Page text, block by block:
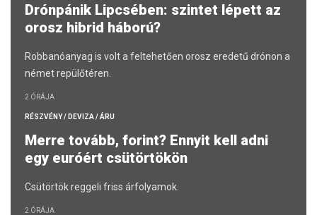
Drónpánik Lipcsében: szintet lépett az
orosz hibrid háború?
Robbanóanyag is volt a feltehetően orosz eredetű drónon a
német repülőtéren.
2 ÓRÁJA
RÉSZVÉNY / DEVIZA / ÁRU
Merre tovább, forint? Ennyit kell adni
egy euróért csütörtökön
Csütörtök reggeli friss árfolyamok.
2 ÓRÁJA